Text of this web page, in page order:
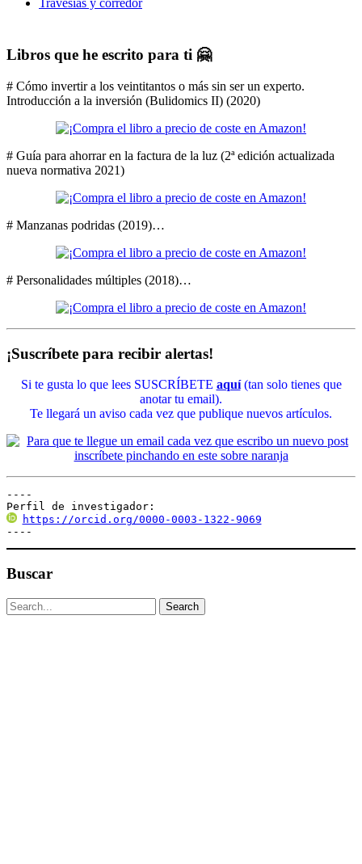
Travesías y corredor
Libros que he escrito para ti 🤗
# Cómo invertir a los veintitantos o más sin ser un experto.
Introducción a la inversión (Bulidomics II) (2020)
# Guía para ahorrar en la factura de la luz (2ª edición actualizada
nueva normativa 2021)
# Manzanas podridas (2019)…
# Personalidades múltiples (2018)…
¡Suscríbete para recibir alertas!
Si te gusta lo que lees SUSCRÍBETE aquí(tan solo tienes que
anotar tu email).
Te llegará un aviso cada vez que publique nuevos artículos.
----
Perfil de investigador:
https://orcid.org/0000-0003-1322-9069
----
Buscar